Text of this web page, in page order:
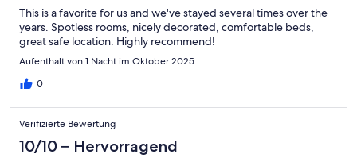
This is a favorite for us and we've stayed several times over the
years. Spotless rooms, nicely decorated, comfortable beds,
great safe location. Highly recommend!
Aufenthalt von 1 Nacht im Oktober 2025
0
Verifizierte Bewertung
10/10 – Hervorragend